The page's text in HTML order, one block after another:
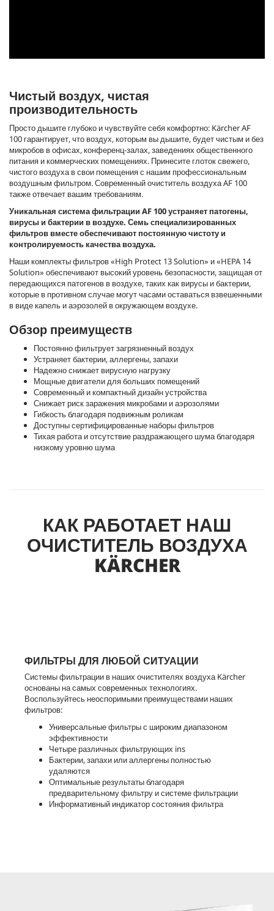
к
н
ы
и
з
0
с
е
у
н
д
ы
Чистый воздух, чистая
производительность
Просто дышите глубоко и чувствуйте себя комфортно: Kärcher AF
100 гарантирует, что воздух, которым вы дышите, будет чистым и без
микробов в офисах, конференц-залах, заведениях общественного
питания и коммерческих помещениях. Принесите глоток свежего,
чистого воздуха в свои помещения с нашим профессиональным
воздушным фильтром. Современный очиститель воздуха AF 100
также отвечает вашим требованиям.
Уникальная система фильтрации AF 100 устраняет патогены,
вирусы и бактерии в воздухе. Семь специализированных
фильтров вместе обеспечивают постоянную чистоту и
контролируемость качества воздуха.
Наши комплекты фильтров «High Protect 13 Solution» и «HEPA 14
Solution» обеспечивают высокий уровень безопасности, защищая от
передающихся патогенов в воздухе, таких как вирусы и бактерии,
которые в противном случае могут часами оставаться взвешенными
в виде капель и аэрозолей в окружающем воздухе.
Обзор преимуществ
Постоянно фильтрует загрязненный воздух
Устраняет бактерии, аллергены, запахи
Надежно снижает вирусную нагрузку
Мощные двигатели для больших помещений
Современный и компактный дизайн устройства
Снижает риск заражения микробами и аэрозолями
Гибкость благодаря подвижным роликам
Доступны сертифицированные наборы фильтров
Тихая работа и отсутствие раздражающего шума благодаря
низкому уровню шума
КАК РАБОТАЕТ НАШ
ОЧИСТИТЕЛЬ ВОЗДУХА
KÄRCHER
ФИЛЬТРЫ ДЛЯ ЛЮБОЙ СИТУАЦИИ
Системы фильтрации в наших очистителях воздуха Kärcher
основаны на самых современных технологиях.
Воспользуйтесь неоспоримыми преимуществами наших
фильтров:
Универсальные фильтры с широким диапазоном
эффективности
Четыре различных фильтрующих ins
Бактерии, запахи или аллергены полностью
удаляются
Оптимальные результаты благодаря
предварительному фильтру и системе фильтрации
Информативный индикатор состояния фильтра